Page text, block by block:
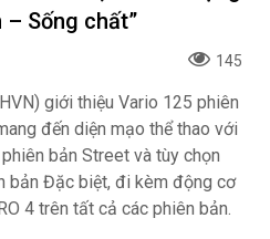
– Sống chất”
145
giới thiệu Vario 125 phiên
đến diện mạo thể thao với
bản Street và tùy chọn
bản Đặc biệt, đi kèm động cơ
4 trên tất cả các phiên bản.